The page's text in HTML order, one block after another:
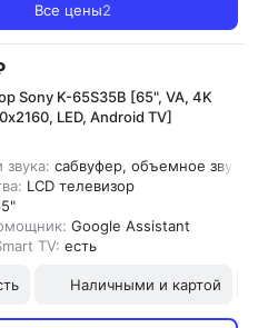
Все цены2
Sony K-65S35B [65", VA, 4K
LED, Android TV]
сабвуфер, объемное
LCD телевизор
Google Assistant
TV: есть
Наличными и картой